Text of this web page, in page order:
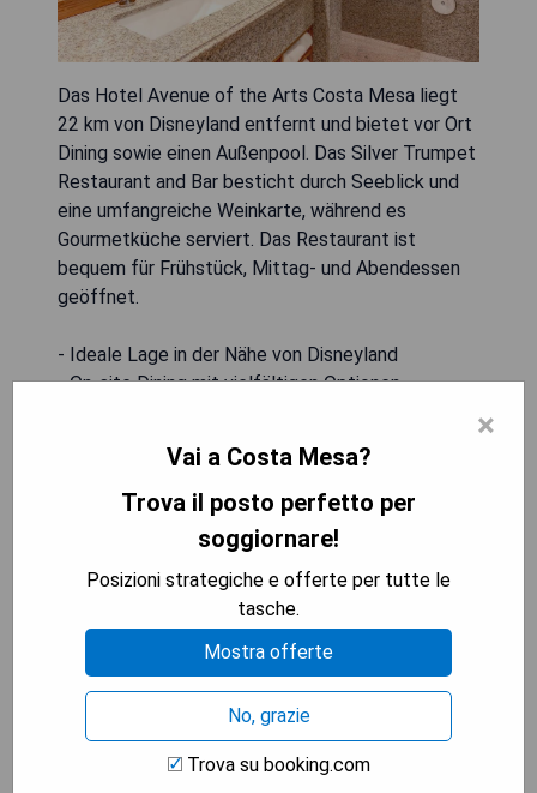
Das Hotel Avenue of the Arts Costa Mesa liegt
22 km von Disneyland entfernt und bietet vor Ort
Dining sowie einen Außenpool. Das Silver Trumpet
Restaurant and Bar besticht durch Seeblick und
eine umfangreiche Weinkarte, während es
Gourmetküche serviert. Das Restaurant ist
bequem für Frühstück, Mittag- und Abendessen
geöffnet.
- Ideale Lage in der Nähe von Disneyland
- On-site Dining mit vielfältigen Optionen
- Schöne Aussicht auf den See
MOSTRA I PREZZI
The Westin South Coast Plaza
×
Vai a Costa Mesa?
Trova il posto perfetto per
soggiornare!
Posizioni strategiche e offerte per tutte le
tasche.
Mostra offerte
No, grazie
Trova su booking.com